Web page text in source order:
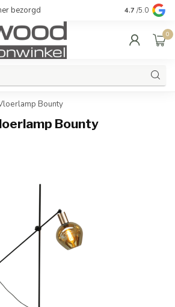
bezorgd Kwaliteit &
4.7 /5.0
0
Bounty
Bounty